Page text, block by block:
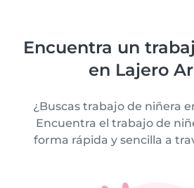
Encuentra un
en Lajero
¿Buscas trabajo de niñera
Encuentra el trabajo de
forma rápida y sencilla a